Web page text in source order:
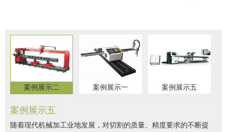
案例展示二 案例展示一 案例展示五
案例展示五
随着现代机械加工业地发展，对切割的质量、精度要求的不断提